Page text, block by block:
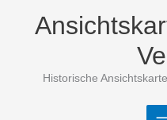
Historische